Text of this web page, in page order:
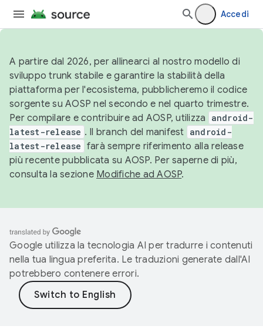
Accedi
A partire dal 2026, per allinearci al nostro modello di
sviluppo trunk stabile e garantire la stabilità della
piattaforma per l'ecosistema, pubblicheremo il codice
sorgente su AOSP nel secondo e nel quarto trimestre.
Per compilare e contribuire ad AOSP, utilizza
android-
latest-release . Il branch del manifest android-
latest-release farà sempre riferimento alla release
più recente pubblicata su AOSP. Per saperne di più,
consulta la sezione Modifiche ad AOSP.
Google utilizza la tecnologia AI per tradurre i contenuti
nella tua lingua preferita. Le traduzioni generate dall'AI
potrebbero contenere errori.